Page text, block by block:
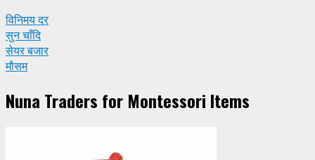
विनिमय दर
सुन चाँदि
सेयर बजार
मौसम
Nuna Traders for Montessori Items